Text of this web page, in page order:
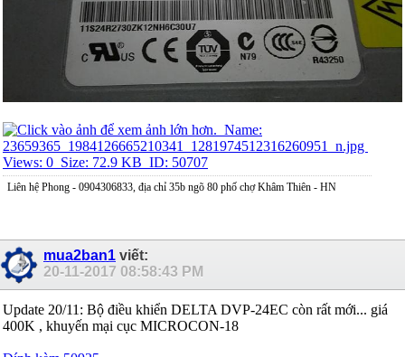
Liên hệ Phong - 0904306833, địa chỉ 35b ngõ 80 phố chợ Khâm Thiên - HN
mua2ban1 viết:
20-11-2017 08:58:43 PM
Update 20/11: Bộ điều khiển DELTA DVP-24EC còn rất mới... giá
400K , khuyến mại cục MICROCON-18